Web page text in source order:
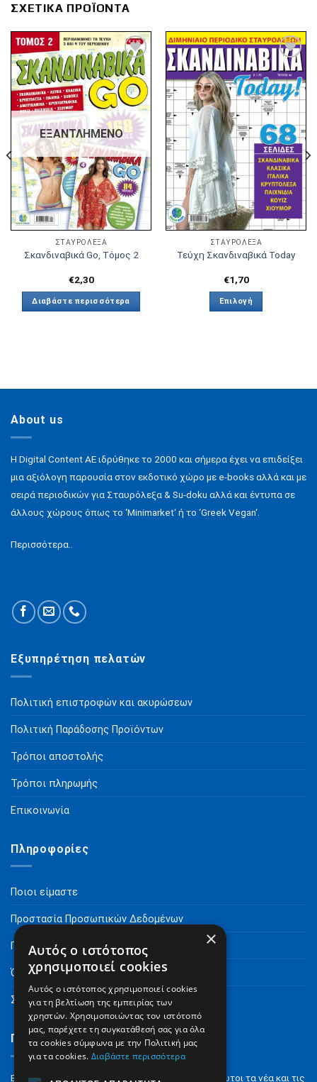
ΣΧΕΤΙΚΆ ΠΡΟΪΌΝΤΑ
Πρόσθήκη
στην λίστα
επιθυμιών
ΕΞΑΝΤΛΗΜΈΝΟ
ΣΤΑΥΡΟΛΕΞΑ
Σκανδιναβικά Go, Τόμος 2
€2,30
Διαβάστε περισσότερα
Πρόσθήκη
στην λίστα
επιθυμιών
ΣΤΑΥΡΟΛΕΞΑ
Τεύχη Σκανδιναβικά Today
€1,70
Επιλογή
παραλλαγές.
επιλεγούν
στη
σελίδα
του
About us
H Digital Content ΑΕ ιδρύθηκε το 2000 και σήμερα έχει να επιδείξει
μια αξιόλογη παρουσία στον εκδοτικό χώρο με e-books αλλά και με
σειρά περιοδικών για Σταυρόλεξα & Su-doku αλλά και έντυπα σε
άλλους χώρους όπως το ‘Minimarket‘ ή το ‘Greek Vegan‘.
Περισσότερα..
Εξυπηρέτηση πελατών
Πολιτική επιστροφών και ακυρώσεων
Πολιτική Παράδοσης Προϊόντων
Τρόποι αποστολής
Τρόποι πληρωμής
Επικοινωνία
Πληροφορίες
Ποιοι είμαστε
Προστασία Προσωπικών Δεδομένων
Πνευματικά Δικαιώματα
Όροι Χρήσης
Συχνές Ερωτήσεις
Γραφτείτε στο Newsletter
Εγγραφείτε στο NewsLetter για να μαθαίνετε πρώτοι τα νέα και τις
×
Αυτός ο ιστότοπος
χρησιμοποιεί cookies
Αυτός ο ιστότοπος χρησιμοποιεί cookies
για τη βελτίωση της εμπειρίας των
χρηστών. Χρησιμοποιώντας τον ιστότοπό
μας, παρέχετε τη συγκατάθεσή σας για όλα
τα cookies σύμφωνα με την Πολιτική μας
για τα cookies. Διαβάστε περισσότερα